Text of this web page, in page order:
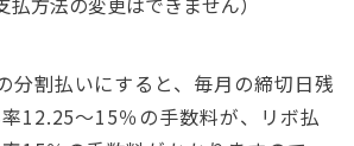
分割払いにすると、毎月の締切日残
12.25～15％の手数料が、リボ払